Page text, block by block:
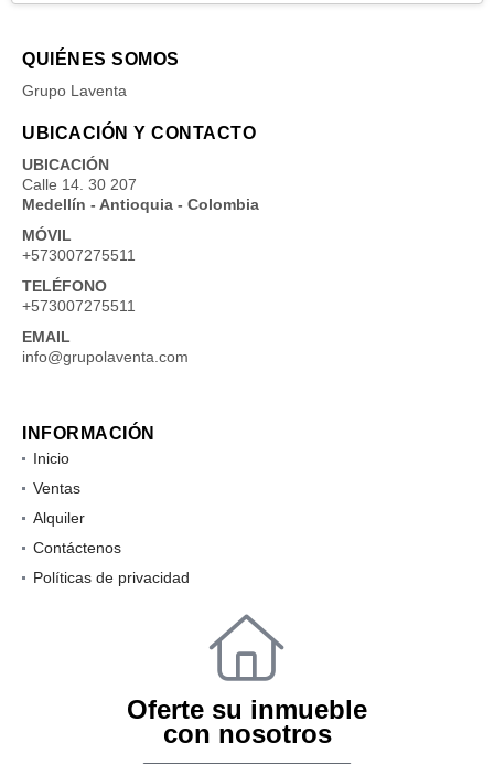
QUIÉNES SOMOS
Grupo Laventa
UBICACIÓN Y CONTACTO
UBICACIÓN
Calle 14. 30 207
Medellín - Antioquia - Colombia
MÓVIL
+573007275511
TELÉFONO
+573007275511
EMAIL
info@grupolaventa.com
INFORMACIÓN
Inicio
Ventas
Alquiler
Contáctenos
Políticas de privacidad
Oferte su inmueble
con nosotros